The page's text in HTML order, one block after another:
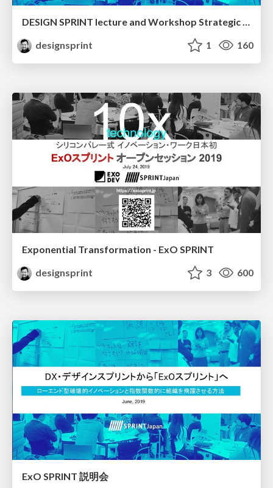
DESIGN SPRINT lecture and Workshop Strategic IT Management in Yahoo! LODGE
designsprint
1 160
Exponential Transformation - ExO SPRINT
designsprint
3 600
ExO SPRINT 説明会